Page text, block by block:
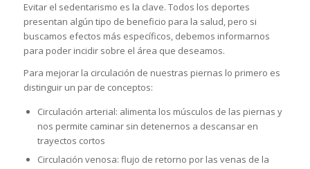
Evitar el sedentarismo es la clave. Todos los deportes
presentan algún tipo de beneficio para la salud, pero si
buscamos efectos más específicos, debemos informarnos
para poder incidir sobre el área que deseamos.
Para mejorar la circulación de nuestras piernas lo primero es
distinguir un par de conceptos:
Circulación arterial: alimenta los músculos de las piernas y
nos permite caminar sin detenernos a descansar en
trayectos cortos
Circulación venosa: flujo de retorno por las venas de la